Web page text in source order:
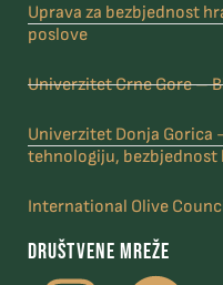
Uprava za bezbjednost
poslove
Univerzitet Crne Gore –
Univerzitet Donja Gorica
tehnologiju, bezbjednost
International Olive
DRUŠTVENE MREŽE